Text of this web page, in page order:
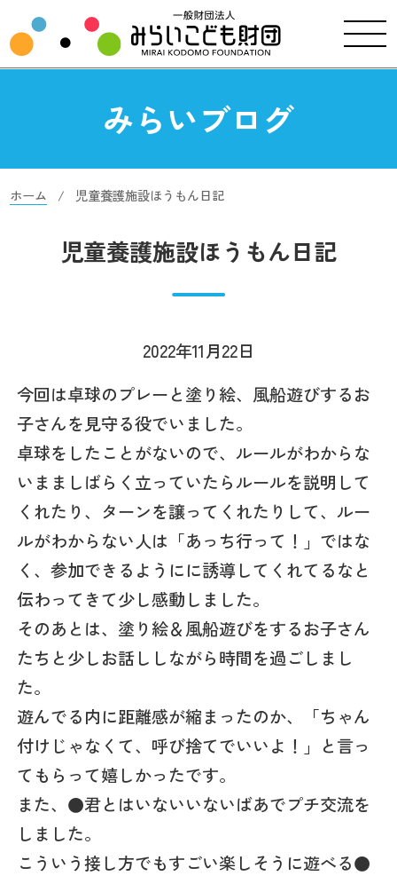
みらいブログ
ホーム 児童養護施設ほうもん日記
児童養護施設ほうもん日記
2022年11月22日
今回は卓球のプレーと塗り絵、風船遊びするお
子さんを見守る役でいました。
卓球をしたことがないので、ルールがわからな
いまましばらく立っていたらルールを説明して
くれたり、ターンを譲ってくれたりして、ルー
ルがわからない人は「あっち行って！」ではな
く、参加できるようにに誘導してくれてるなと
伝わってきて少し感動しました。
そのあとは、塗り絵＆風船遊びをするお子さん
たちと少しお話ししながら時間を過ごしまし
た。
遊んでる内に距離感が縮まったのか、「ちゃん
付けじゃなくて、呼び捨てでいいよ！」と言っ
てもらって嬉しかったです。
また、●君とはいないいないばあでプチ交流を
しました。
こういう接し方でもすごい楽しそうに遊べる●